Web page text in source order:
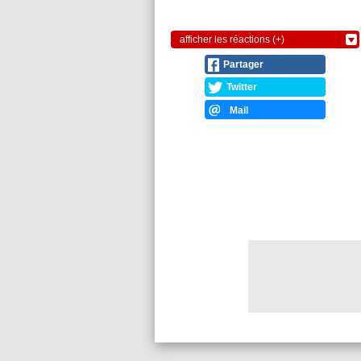
afficher les réactions (+)
Partager
Twitter
Mail